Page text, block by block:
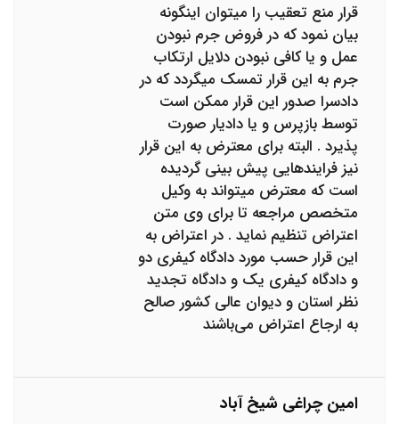
قرار منع تعقیب را میتوان اینگونه
بیان نمود که در فروض جرم نبودن
عمل و یا کافی نبودن دلایل ارتکاب
جرم به این قرار تمسک میگردد که در
دادسرا صدور این قرار ممکن است
توسط بازپرس و یا دادیار صورت
پذیرد . البته برای معترض به این قرار
نیز فرایندهایی پیش بینی گردیده
است که معترض میتواند به وکیل
متخصص مراجعه تا برای وی متن
اعتراض تنظیم نماید . در اعتراض به
این قرار حسب مورد دادگاه کیفری دو
و دادگاه کیفری یک و دادگاه تجدید
نظر استان و دیوان عالی کشور صالح
به ارجاع اعتراض می‌باشند
امین چراغی شیخ آباد